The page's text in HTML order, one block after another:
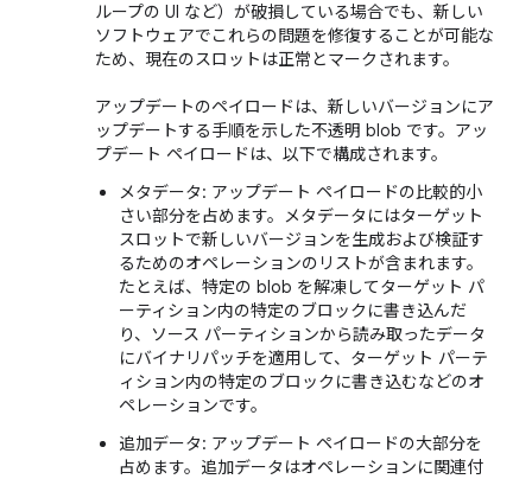
ループの UI など）が破損している場合でも、新しい
ソフトウェアでこれらの問題を修復することが可能な
ため、現在のスロットは正常とマークされます。
アップデートのペイロードは、新しいバージョンにア
ップデートする手順を示した不透明 blob です。アッ
プデート ペイロードは、以下で構成されます。
メタデータ: アップデート ペイロードの比較的小
さい部分を占めます。メタデータにはターゲット
スロットで新しいバージョンを生成および検証す
るためのオペレーションのリストが含まれます。
たとえば、特定の blob を解凍してターゲット パ
ーティション内の特定のブロックに書き込んだ
り、ソース パーティションから読み取ったデータ
にバイナリパッチを適用して、ターゲット パーテ
ィション内の特定のブロックに書き込むなどのオ
ペレーションです。
追加データ: アップデート ペイロードの大部分を
占めます。追加データはオペレーションに関連付